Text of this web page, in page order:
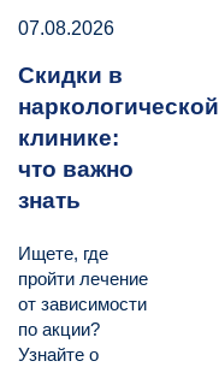
07.08.2026
Скидки в
наркологической
клинике:
что важно
знать
Ищете, где
пройти лечение
от зависимости
по акции?
Узнайте о